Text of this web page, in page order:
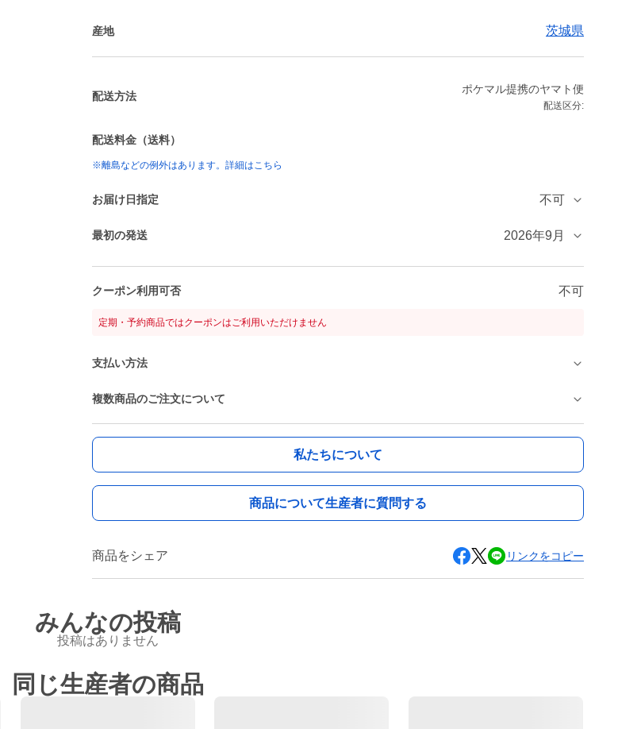
産地 茨城県
配送方法
ポケマル提携のヤマト便
配送区分:
配送料金（送料）
※離島などの例外はあります。詳細はこちら
お届け日指定 不可
最初の発送 2026年9月
クーポン利用可否 不可
定期・予約商品ではクーポンはご利用いただけません
支払い方法
複数商品のご注文について
私たちについて
商品について生産者に質問する
商品をシェア リンクをコピー
みんなの投稿
投稿はありません
同じ生産者の商品